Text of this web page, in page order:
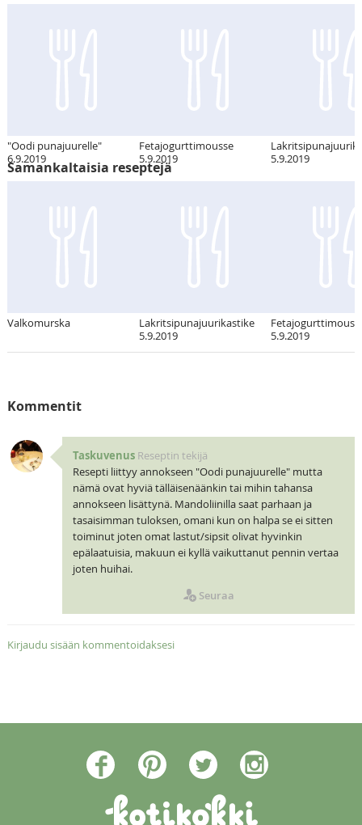
"Oodi punajuurelle"
6.9.2019
Fetajogurttimousse
5.9.2019
5.9.2019
Samankaltaisia reseptejä
Valkomurska
Lakritsipunajuurikastike
5.9.2019
5.9.2019
Kommentit
Taskuvenus Reseptin tekijä
Resepti liittyy annokseen "Oodi punajuurelle" mutta
nämä ovat hyviä tälläisenäänkin tai mihin tahansa
annokseen lisättynä. Mandoliinilla saat parhaan ja
tasaisimman tuloksen, omani kun on halpa se ei sitten
toiminut joten omat lastut/sipsit olivat hyvinkin
epälaatuisia, makuun ei kyllä vaikuttanut pennin vertaa
joten huihai.
Seuraa
Kirjaudu sisään kommentoidaksesi